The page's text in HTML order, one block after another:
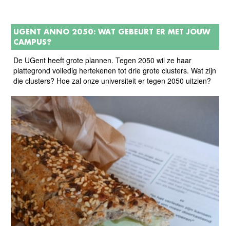
UGENT ANNO 2050: WAT GEBEURT ER MET JOUW
CAMPUS?
De UGent heeft grote plannen. Tegen 2050 wil ze haar
plattegrond volledig hertekenen tot drie grote clusters. Wat zijn
die clusters? Hoe zal onze universiteit er tegen 2050 uitzien?